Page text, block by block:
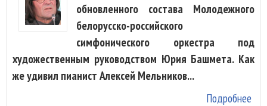
обновленного состава Молодежного
белорусско-российского
симфонического оркестра под
художественным руководством Юрия Башмета. Как
же удивил пианист Алексей Мельников...
Подробнее